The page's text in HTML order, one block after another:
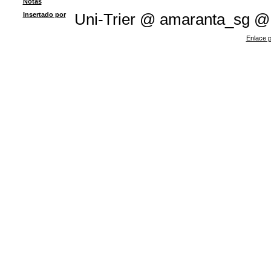
Insertado por
Uni-Trier @ amaranta_sg @
Enlace